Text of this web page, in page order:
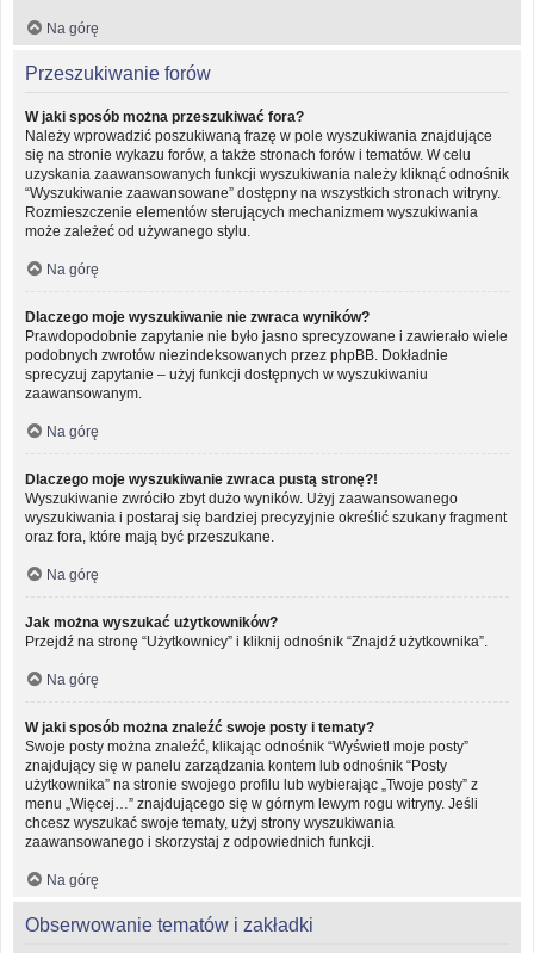
Na górę
Przeszukiwanie forów
W jaki sposób można przeszukiwać fora?
Należy wprowadzić poszukiwaną frazę w pole wyszukiwania znajdujące
się na stronie wykazu forów, a także stronach forów i tematów. W celu
uzyskania zaawansowanych funkcji wyszukiwania należy kliknąć odnośnik
“Wyszukiwanie zaawansowane” dostępny na wszystkich stronach witryny.
Rozmieszczenie elementów sterujących mechanizmem wyszukiwania
może zależeć od używanego stylu.
Na górę
Dlaczego moje wyszukiwanie nie zwraca wyników?
Prawdopodobnie zapytanie nie było jasno sprecyzowane i zawierało wiele
podobnych zwrotów niezindeksowanych przez phpBB. Dokładnie
sprecyzuj zapytanie – użyj funkcji dostępnych w wyszukiwaniu
zaawansowanym.
Na górę
Dlaczego moje wyszukiwanie zwraca pustą stronę?!
Wyszukiwanie zwróciło zbyt dużo wyników. Użyj zaawansowanego
wyszukiwania i postaraj się bardziej precyzyjnie określić szukany fragment
oraz fora, które mają być przeszukane.
Na górę
Jak można wyszukać użytkowników?
Przejdź na stronę “Użytkownicy” i kliknij odnośnik “Znajdź użytkownika”.
Na górę
W jaki sposób można znaleźć swoje posty i tematy?
Swoje posty można znaleźć, klikając odnośnik “Wyświetl moje posty”
znajdujący się w panelu zarządzania kontem lub odnośnik “Posty
użytkownika” na stronie swojego profilu lub wybierając „Twoje posty” z
menu „Więcej…” znajdującego się w górnym lewym rogu witryny. Jeśli
chcesz wyszukać swoje tematy, użyj strony wyszukiwania
zaawansowanego i skorzystaj z odpowiednich funkcji.
Na górę
Obserwowanie tematów i zakładki